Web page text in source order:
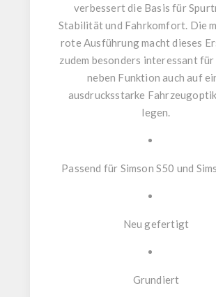
verbessert die Basis für
Stabilität und Fahrkomfort. Die
rote Ausführung macht dieses
zudem besonders interessant für
neben Funktion auch auf
ausdrucksstarke
legen.
Passend für Simson S50 und
Neu gefertigt
Grundiert